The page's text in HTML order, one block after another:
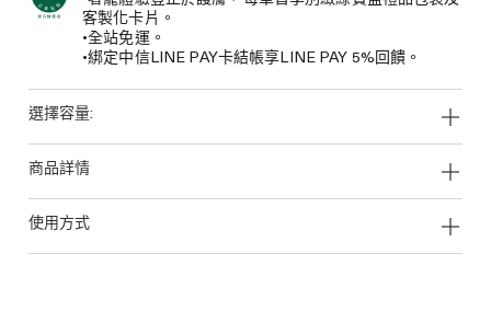
客製化卡片。
•全站免運。
•綁定中信LINE PAY卡結帳享LINE PAY 5%回饋。
選擇容量:
商品詳情
使用方式